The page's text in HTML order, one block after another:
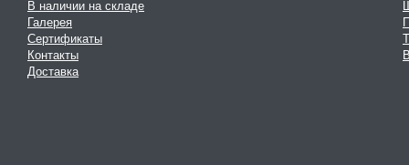
В наличии на складе
Галерея
Сертификаты
Контакты
Доставка